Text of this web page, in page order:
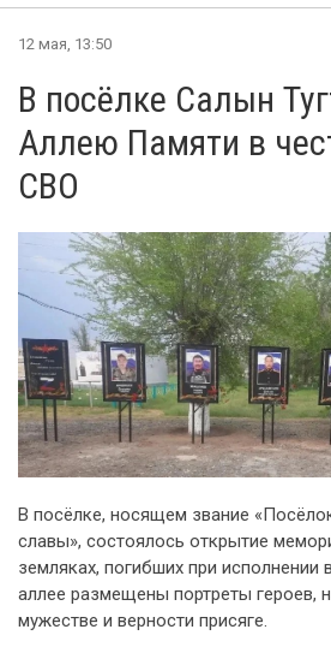
12 мая, 13:50
В посёлке Салын
Аллею Памяти в
СВО
В посёлке, носящем звание
славы», состоялось открытие
земляках, погибших при исполнении
аллее размещены портреты героев,
мужестве и верности присяге.